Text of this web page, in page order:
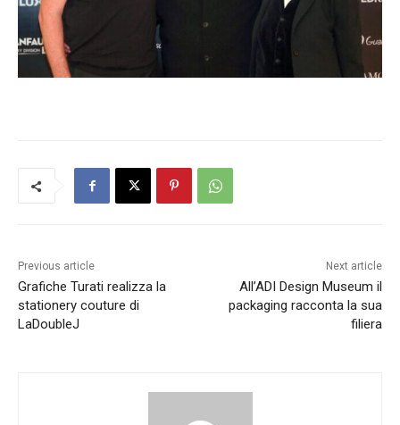
Previous article
Grafiche Turati realizza la
stationery couture di
LaDoubleJ
Next article
All’ADI Design Museum il
packaging racconta la sua
filiera